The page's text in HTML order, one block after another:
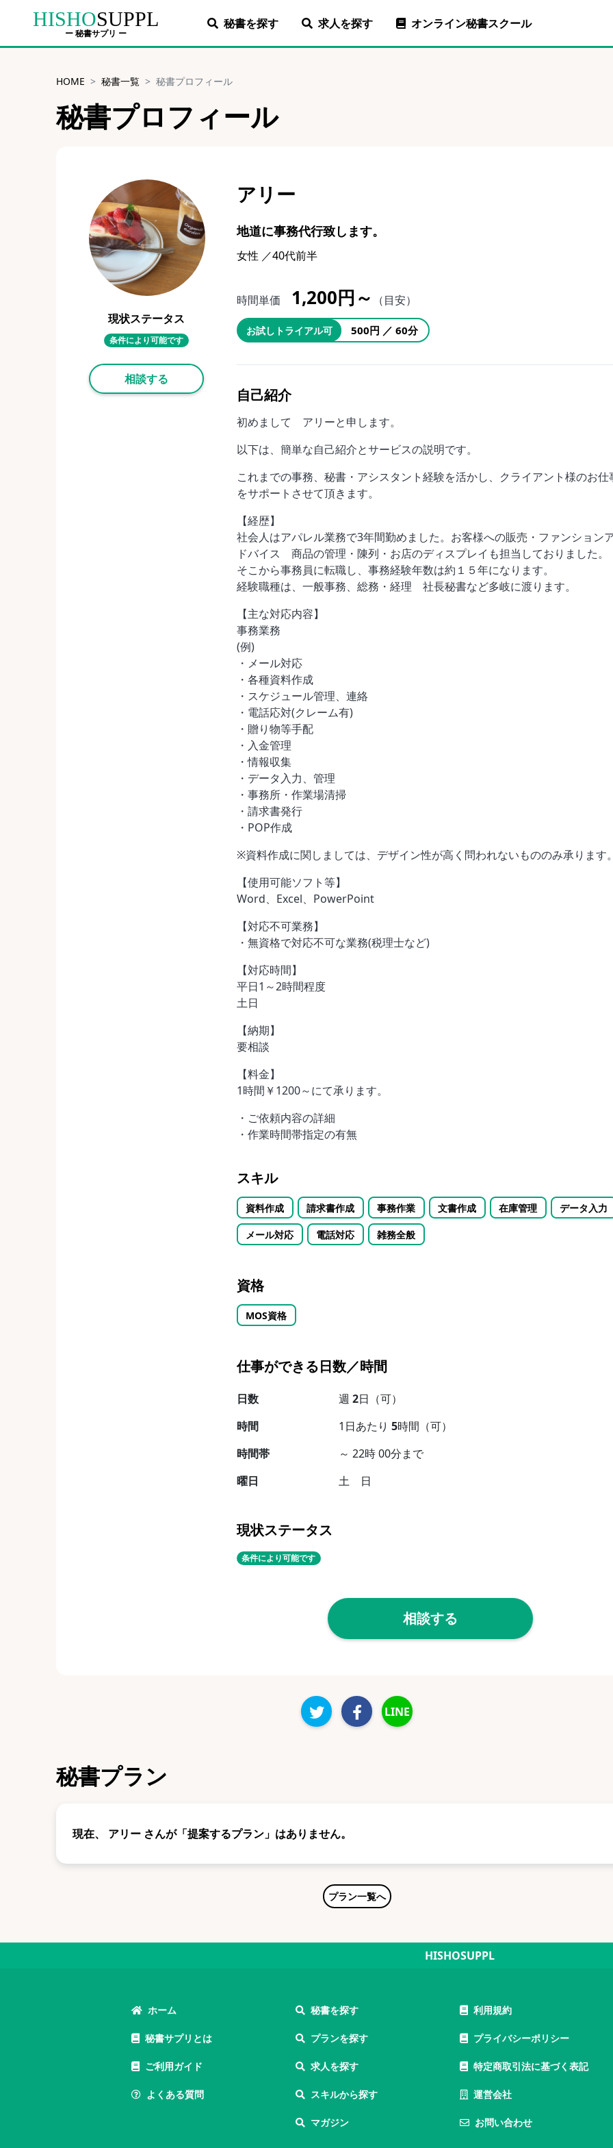
HISHOSUPPL
ー 秘書サプリ ー
秘書を探す 求人を探す オンライン秘書スクール
HOME 秘書一覧 秘書プロフィール
秘書プロフィール
現状ステータス
条件により可能です
相談する
アリー
地道に事務代行致します。
女性 ／40代前半
時間単価 1,200円～ （目安）
お試しトライアル可 500円 ／ 60分
自己紹介
初めまして アリーと申します。
以下は、簡単な自己紹介とサービスの説明です。
これまでの事務、秘書・アシスタント経験を活かし、クライアント様のお仕
をサポートさせて頂きます。
【経歴】
社会人はアパレル業務で3年間勤めました。お客様への販売・ファンション
ドバイス 商品の管理・陳列・お店のディスプレイも担当しておりました。
そこから事務員に転職し、事務経験年数は約１５年になります。
経験職種は、一般事務、総務・経理 社長秘書など多岐に渡ります。
【主な対応内容】
事務業務
(例)
・メール対応
・各種資料作成
・スケジュール管理、連絡
・電話応対(クレーム有)
・贈り物等手配
・入金管理
・情報収集
・データ入力、管理
・事務所・作業場清掃
・請求書発行
・POP作成
※資料作成に関しましては、デザイン性が高く問われないもののみ承ります
【使用可能ソフト等】
Word、Excel、PowerPoint
【対応不可業務】
・無資格で対応不可な業務(税理士など)
【対応時間】
平日1～2時間程度
土日
【納期】
要相談
【料金】
1時間￥1200～にて承ります。
・ご依頼内容の詳細
・作業時間帯指定の有無
スキル
資料作成 請求書作成 事務作業 文書作成 在庫管理 データ入力
メール対応 電話対応 雑務全般
資格
MOS資格
仕事ができる日数／時間
日数 週 2日（可）
時間
1日あたり 5時間（可）
時間帯
～ 22時 00分まで
曜日
土 日
現状ステータス
条件により可能です
相談する
LINE
秘書プラン
現在、 アリー さんが「提案するプラン」はありません。
プラン一覧へ
HISHOSUPPL
ホーム
秘書サプリとは
ご利用ガイド
よくある質問
秘書を探す
プランを探す
求人を探す
スキルから探す
マガジン
利用規約
プライバシーポリシー
特定商取引法に基づく表記
運営会社
お問い合わせ